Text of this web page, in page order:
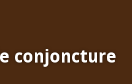
conjoncture